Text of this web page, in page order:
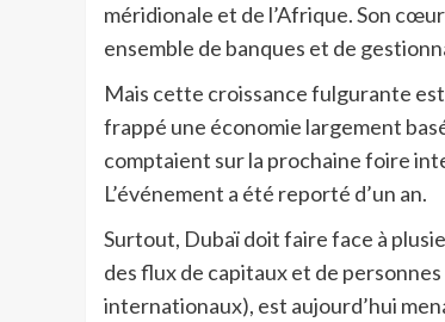
méridionale et de l’Afrique. Son
ensemble de banques et de
Mais cette croissance fulgurante
frappé une économie largement
comptaient sur la prochaine foire
L’événement a été reporté d’un an.
Surtout, Dubaï doit faire face à
des flux de capitaux et de
internationaux), est aujourd’hui